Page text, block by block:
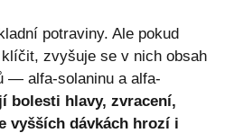
potraviny. Ale pokud
zvyšuje se v nich obsah
— alfa-solaninu a alfa-
bolesti hlavy, zvracení,
vyšších dávkách hrozí i